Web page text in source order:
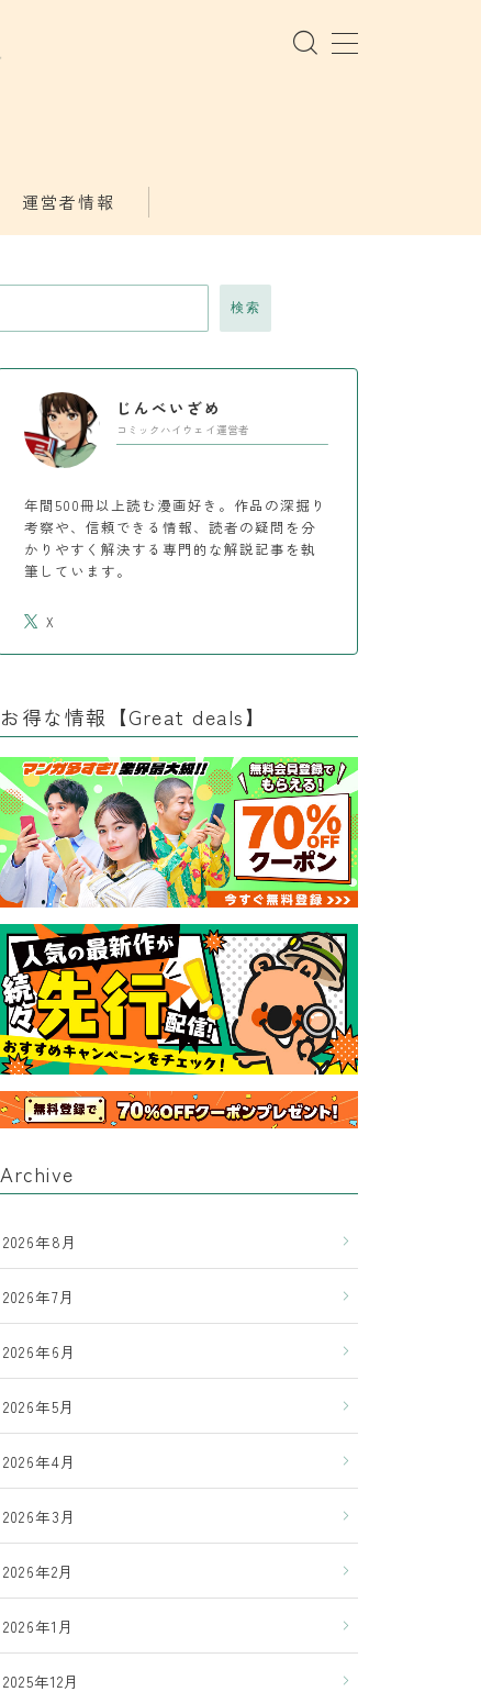
運営者情報
検索
じんべいざめ
コミックハイウェイ運営者
年間500冊以上読む漫画好き。作品の深掘り
考察や、信頼できる情報、読者の疑問を分
かりやすく解決する専門的な解説記事を執
筆しています。
X
お得な情報【Great deals】
Archive
2026年8月
2026年7月
2026年6月
2026年5月
2026年4月
2026年3月
2026年2月
2026年1月
2025年12月